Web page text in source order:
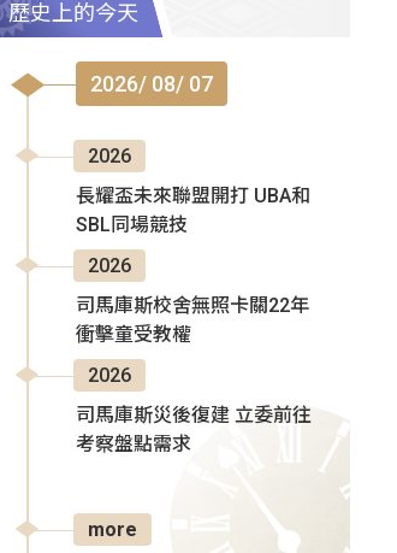
歷史上的今天
2026/ 08/ 07
2026
長耀盃未來聯盟開打 UBA和
SBL同場競技
2026
司馬庫斯校舍無照卡關22年
衝擊童受教權
2026
司馬庫斯災後復建 立委前往
考察盤點需求
more